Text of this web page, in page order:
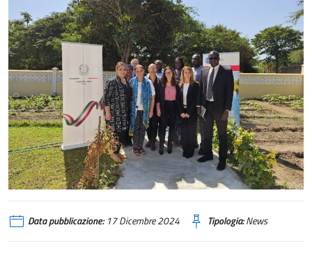
Data pubblicazione:17 Dicembre 2024 Tipologia:News